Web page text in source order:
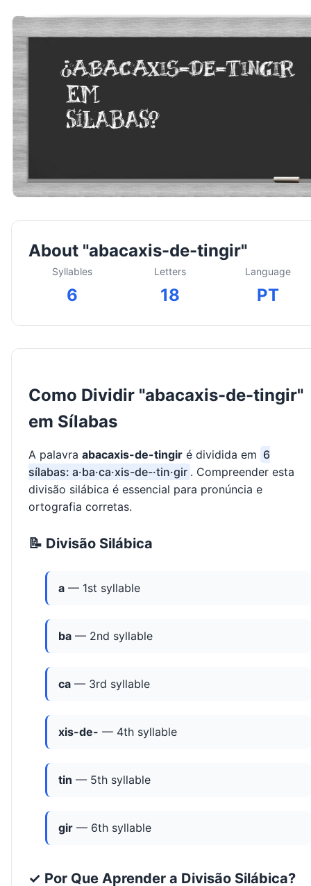
About "abacaxis-de-tingir"
Syllables
6
Letters
18
Language
PT
Como Dividir "abacaxis-de-tingir"
em Sílabas
A palavra abacaxis-de-tingir é dividida em 6
sílabas: a·ba·ca·xis-de-·tin·gir . Compreender esta
divisão silábica é essencial para pronúncia e
ortografia corretas.
📝 Divisão Silábica
a — 1st syllable
ba — 2nd syllable
ca — 3rd syllable
xis-de- — 4th syllable
tin — 5th syllable
gir — 6th syllable
✓ Por Que Aprender a Divisão Silábica?